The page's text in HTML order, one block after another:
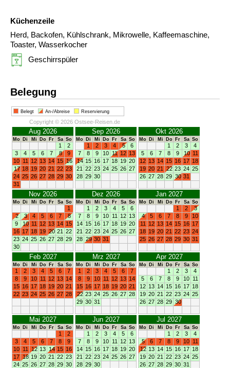
Küchenzeile
Herd, Backofen, Kühlschrank, Mikrowelle, Kaffeemaschine,
Toaster, Wasserkocher
Geschirrspüler
Belegung
Belegt An-/Abreise Reservierung
Copyright © 2026 Ostsee-Reisen.de
Aug 2026
Mo Di Mi Do Fr Sa So
1
2
3
4 5 6 7 8
9
10 11 12 13 14 15 16
17 18 19 20 21 22 23
24 25 26 27 28 29 30
31
Sep 2026
Mo Di Mi Do Fr Sa So
1 2 3 4 5
6
7
8 9 10 11 12 13
14 15 16 17 18 19 20
21 22 23 24 25 26 27
28 29 30
Okt 2026
Mo Di Mi Do Fr Sa So
1 2 3
4
5
6 7 8 9 10 11
12 13 14 15 16 17 18
19 20 21 22 23 24 25
26 27 28 29 30 31
Nov 2026
Mo Di Mi Do Fr Sa So
1
2
3 4 5 6 7
8
9
10 11 12 13 14 15
16 17 18 19 20 21 22
23 24 25 26 27 28 29
30
Dez 2026
Mo Di Mi Do Fr Sa So
1 2 3 4 5
6
7
8 9 10 11 12 13
14 15 16 17 18 19 20
21 22 23 24 25 26 27
28 29 30 31
Jan 2027
Mo Di Mi Do Fr Sa So
1 2
3
4
5 6 7 8 9
10
11
12 13 14 15 16 17
18 19 20 21 22 23 24
25 26 27 28 29 30 31
Feb 2027
Mo Di Mi Do Fr Sa So
1 2 3 4 5 6
7
8
9 10 11 12 13 14
15 16 17 18 19 20 21
22 23 24 25 26 27 28
Mrz 2027
Mo Di Mi Do Fr Sa So
1 2 3 4 5 6
7
8
9 10 11 12 13 14
15 16 17 18 19 20 21
22 23 24 25 26 27 28
29 30 31
Apr 2027
Mo Di Mi Do Fr Sa So
1 2 3
4
5
6 7 8 9 10 11
12 13 14 15 16 17 18
19 20 21 22 23 24 25
26 27 28 29 30
Mai 2027
Mo Di Mi Do Fr Sa So
1
2
3
4 5 6 7 8
9
10 11 12 13 14 15 16
17 18 19 20 21 22 23
24 25 26 27 28 29 30
Jun 2027
Mo Di Mi Do Fr Sa So
1 2 3 4 5
6
7
8 9 10 11 12 13
14 15 16 17 18 19 20
21 22 23 24 25 26 27
28 29 30
Jul 2027
Mo Di Mi Do Fr Sa So
1 2 3
4
5
6 7 8 9 10 11
12 13 14 15 16 17 18
19 20 21 22 23 24 25
26 27 28 29 30 31